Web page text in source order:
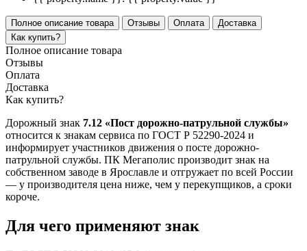
Полное описание товара Отзывы Оплата
Доставка
Как купить?
Полное описание товара
Отзывы
Оплата
Доставка
Как купить?
Дорожный знак 7.12 «Пост дорожно-патрульной службы»
относится к знакам сервиса по ГОСТ Р 52290-2024 и
информирует участников движения о посте дорожно-
патрульной службы. ПК Мегаполис производит знак на
собственном заводе в Ярославле и отгружает по всей России
— у производителя цена ниже, чем у перекупщиков, а сроки
короче.
Для чего применяют знак